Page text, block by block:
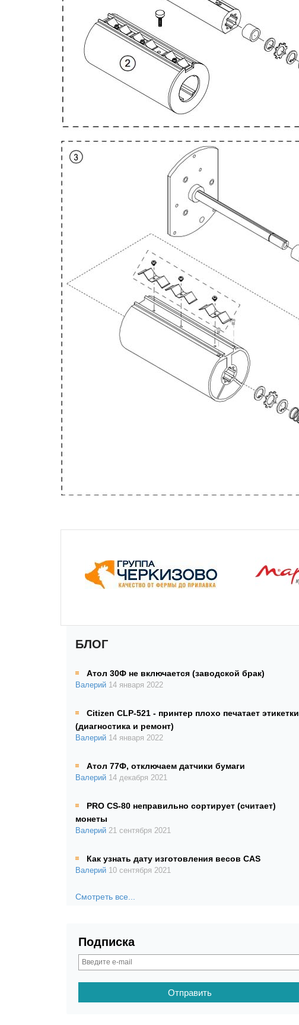
БЛОГ
Атол 30Ф не включается (заводской брак)
Валерий 14 января 2022
Citizen CLP-521 - принтер плохо печатает этикетки
(диагностика и ремонт)
Валерий 14 января 2022
Атол 77Ф, отключаем датчики бумаги
Валерий 14 декабря 2021
PRO CS-80 неправильно сортирует (считает)
монеты
Валерий 21 сентября 2021
Как узнать дату изготовления весов CAS
Валерий 10 сентября 2021
Смотреть все...
Подписка